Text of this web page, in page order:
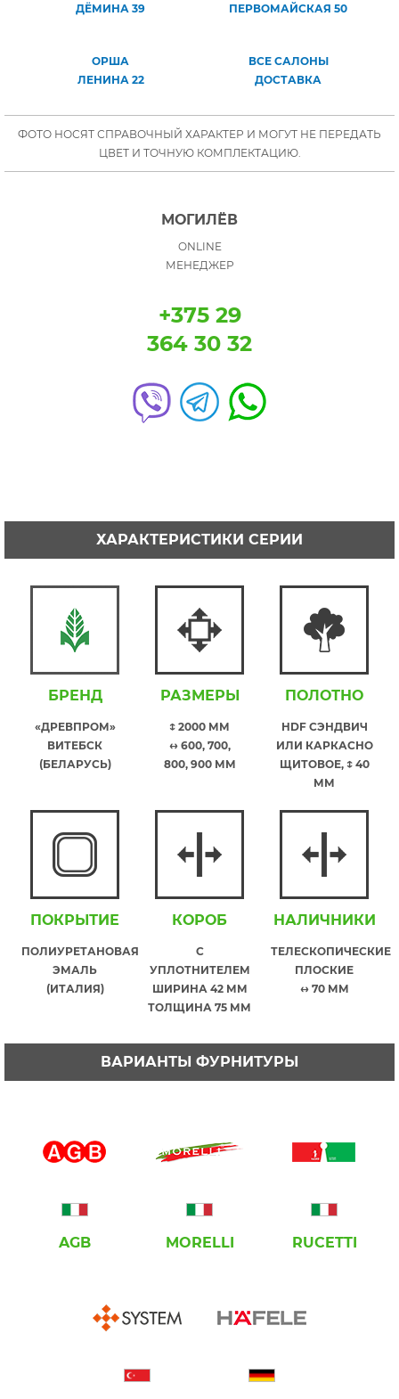
ДЁМИНА 39
ПЕРВОМАЙСКАЯ 50
ОРША
ЛЕНИНА 22
ВСЕ САЛОНЫ
ДОСТАВКА
ФОТО НОСЯТ СПРАВОЧНЫЙ ХАРАКТЕР И МОГУТ НЕ ПЕРЕДАТЬ
ЦВЕТ И ТОЧНУЮ КОМПЛЕКТАЦИЮ.
МОГИЛЁВ
ONLINE
МЕНЕДЖЕР
+375 29
364 30 32
ХАРАКТЕРИСТИКИ СЕРИИ
БРЕНД
«ДРЕВПРОМ»
ВИТЕБСК
(БЕЛАРУСЬ)
РАЗМЕРЫ
↕ 2000 ММ
↔ 600, 700,
800, 900 ММ
ПОЛОТНО
HDF СЭНДВИЧ
ИЛИ КАРКАСНО
ЩИТОВОЕ, ↕ 40
ММ
ПОКРЫТИЕ
ПОЛИУРЕТАНОВАЯ
ЭМАЛЬ
(ИТАЛИЯ)
КОРОБ
С
УПЛОТНИТЕЛЕМ
ШИРИНА 42 ММ
ТОЛЩИНА 75 ММ
НАЛИЧНИКИ
ТЕЛЕСКОПИЧЕСКИЕ
ПЛОСКИЕ
↔ 70 ММ
ВАРИАНТЫ ФУРНИТУРЫ
AGB MORELLI RUCETTI